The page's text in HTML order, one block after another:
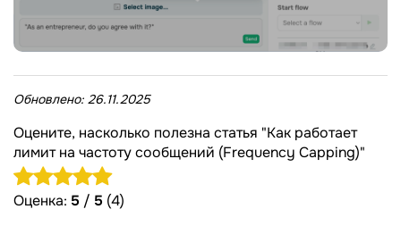
Обновлено: 26.11.2025
Оцените, насколько полезна статья "Как работает
лимит на частоту сообщений (Frequency Capping)"
Оценка: 5 / 5 (4)